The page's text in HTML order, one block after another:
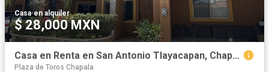
Casa·en alquiler
$ 28,000 MXN
Casa en Renta en San Antonio Tlayacapan, Chapala, Jalisco
Plaza de Toros Chapala